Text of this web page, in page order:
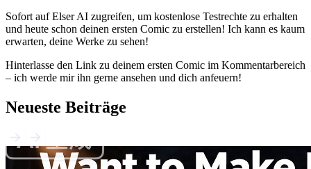
Sofort auf Elser AI zugreifen, um kostenlose Testrechte zu erhalten
und heute schon deinen ersten Comic zu erstellen! Ich kann es kaum
erwarten, deine Werke zu sehen!
Hinterlasse den Link zu deinem ersten Comic im Kommentarbereich
– ich werde mir ihn gerne ansehen und dich anfeuern!
Neueste Beiträge